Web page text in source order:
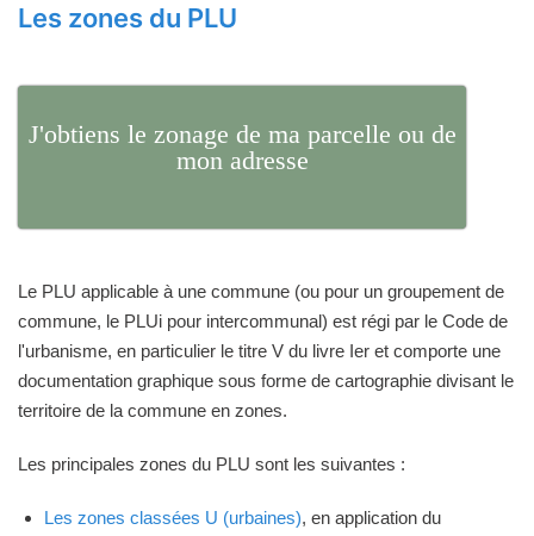
Les zones du PLU
J'obtiens le zonage de ma parcelle ou de
mon adresse
Le PLU applicable à une commune (ou pour un groupement de
commune, le PLUi pour intercommunal) est régi par le Code de
l'urbanisme, en particulier le titre V du livre Ier et comporte une
documentation graphique sous forme de cartographie divisant le
territoire de la commune en zones.
Les principales zones du PLU sont les suivantes :
Les zones classées U (urbaines), en application du